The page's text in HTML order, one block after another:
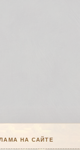
НА САЙТЕ